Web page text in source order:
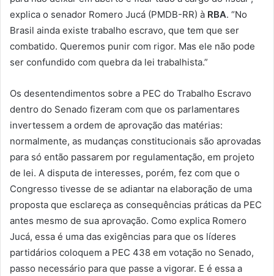
explica o senador Romero Jucá (PMDB-RR) à RBA. “No
Brasil ainda existe trabalho escravo, que tem que ser
combatido. Queremos punir com rigor. Mas ele não pode
ser confundido com quebra da lei trabalhista.”
Os desentendimentos sobre a PEC do Trabalho Escravo
dentro do Senado fizeram com que os parlamentares
invertessem a ordem de aprovação das matérias:
normalmente, as mudanças constitucionais são aprovadas
para só então passarem por regulamentação, em projeto
de lei. A disputa de interesses, porém, fez com que o
Congresso tivesse de se adiantar na elaboração de uma
proposta que esclareça as consequências práticas da PEC
antes mesmo de sua aprovação. Como explica Romero
Jucá, essa é uma das exigências para que os líderes
partidários coloquem a PEC 438 em votação no Senado,
passo necessário para que passe a vigorar. E é essa a